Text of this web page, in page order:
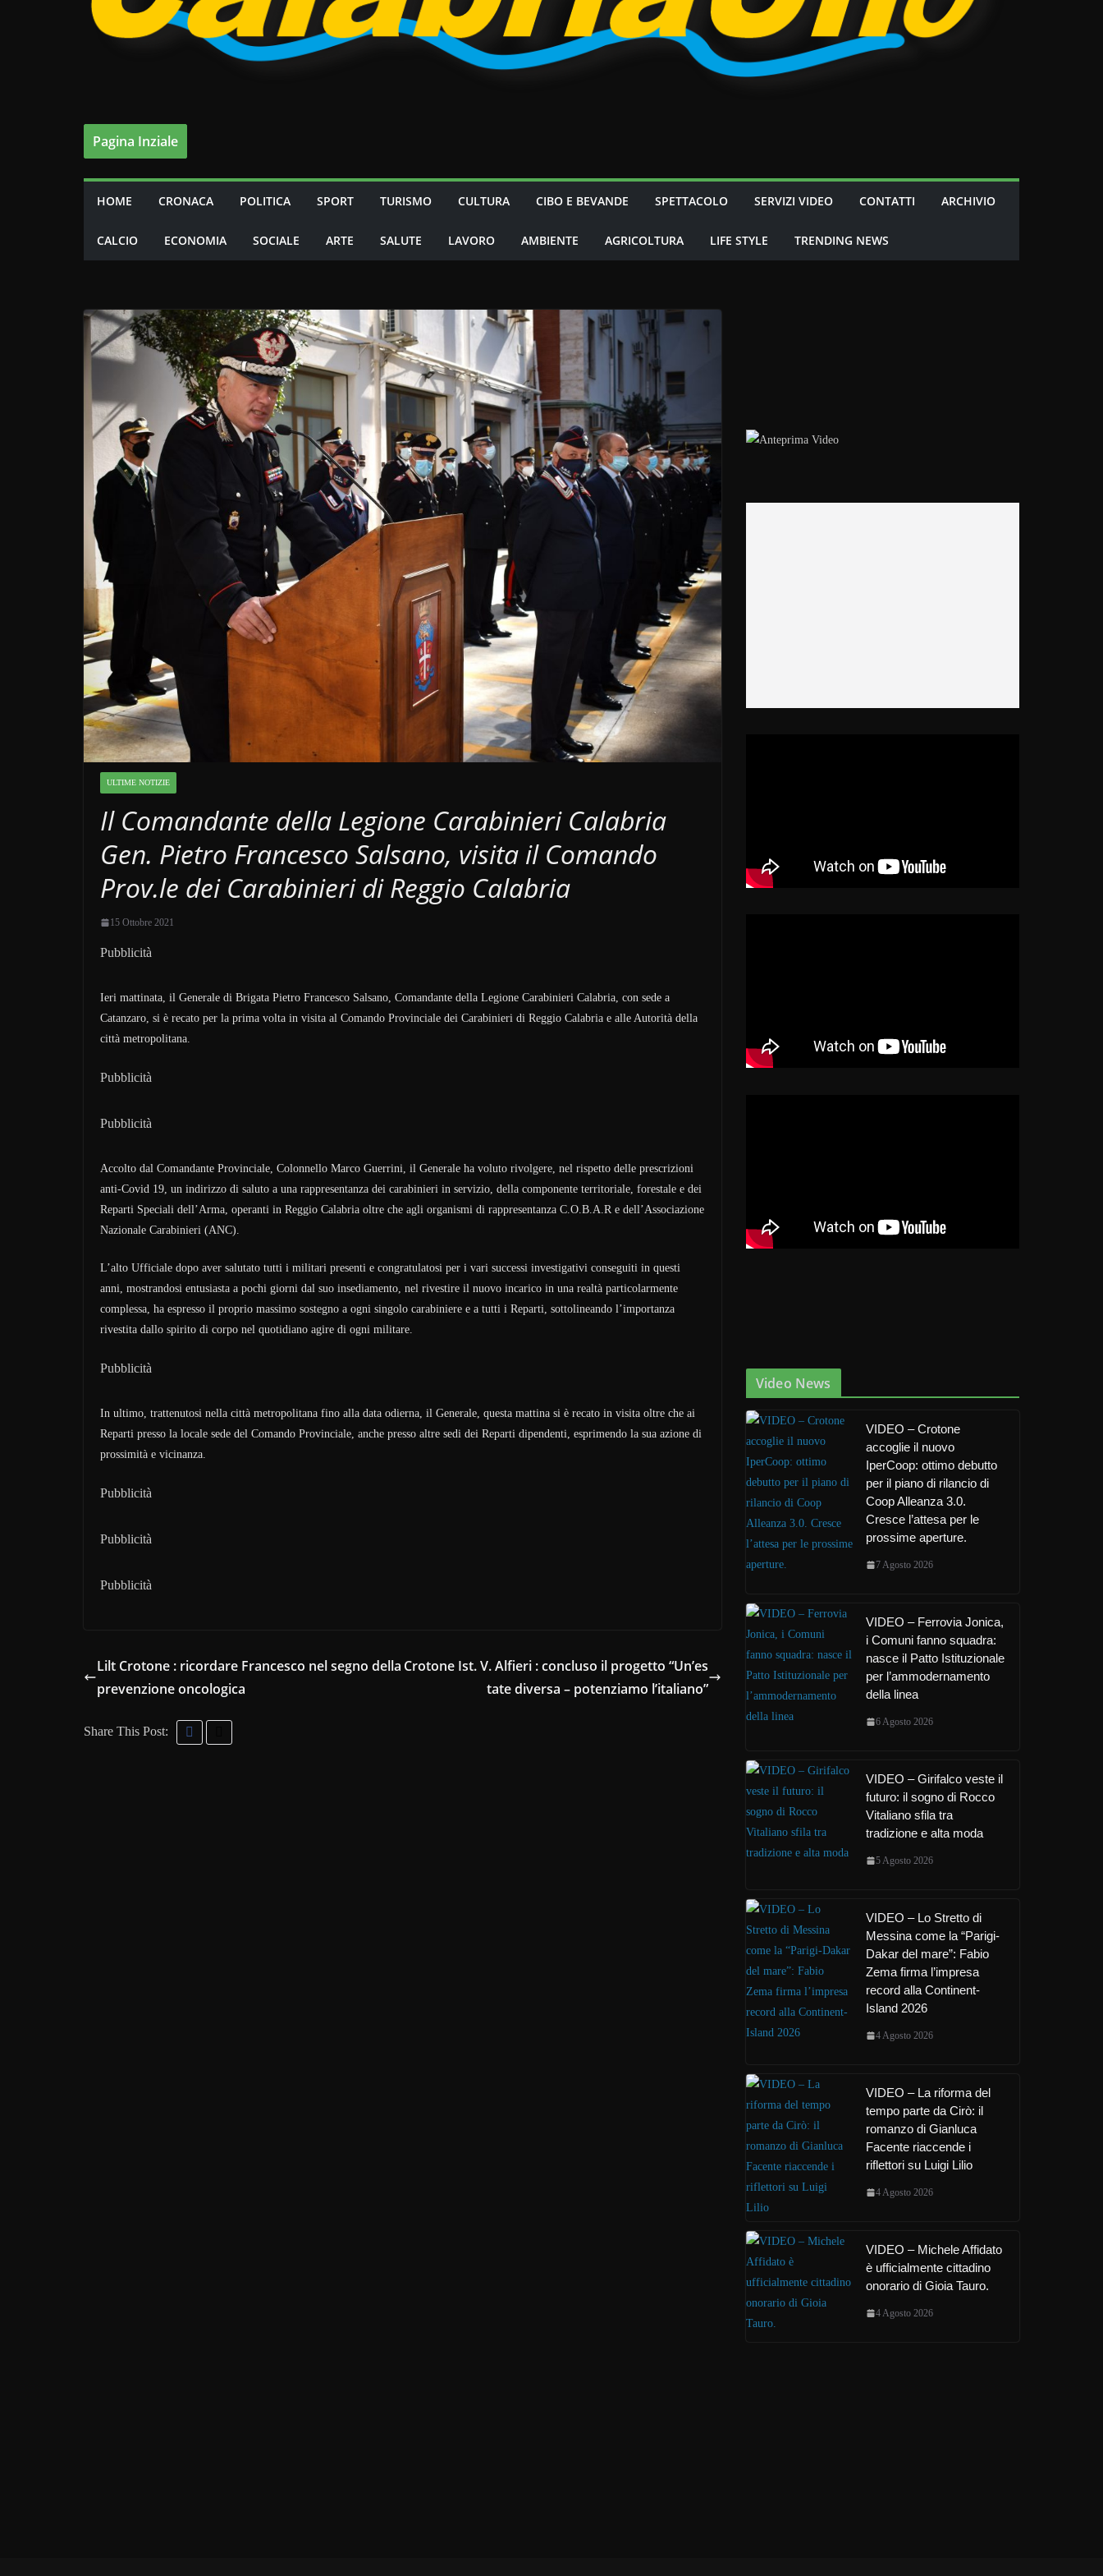
Pagina Inziale
HOME CRONACA POLITICA SPORT TURISMO CULTURA CIBO E BEVANDE SPETTACOLO SERVIZI VIDEO CONTATTI ARCHIVIO
CALCIO ECONOMIA SOCIALE ARTE SALUTE LAVORO AMBIENTE AGRICOLTURA LIFE STYLE TRENDING NEWS
ULTIME NOTIZIE
Il Comandante della Legione Carabinieri Calabria
Gen. Pietro Francesco Salsano, visita il Comando
Prov.le dei Carabinieri di Reggio Calabria
15 Ottobre 2021
Pubblicità
Ieri mattinata, il Generale di Brigata Pietro Francesco Salsano, Comandante della Legione Carabinieri Calabria, con sede a
Catanzaro, si è recato per la prima volta in visita al Comando Provinciale dei Carabinieri di Reggio Calabria e alle Autorità della
città metropolitana.
Pubblicità
Pubblicità
Accolto dal Comandante Provinciale, Colonnello Marco Guerrini, il Generale ha voluto rivolgere, nel rispetto delle prescrizioni
anti-Covid 19, un indirizzo di saluto a una rappresentanza dei carabinieri in servizio, della componente territoriale, forestale e dei
Reparti Speciali dell’Arma, operanti in Reggio Calabria oltre che agli organismi di rappresentanza C.O.B.A.R e dell’Associazione
Nazionale Carabinieri (ANC).
L’alto Ufficiale dopo aver salutato tutti i militari presenti e congratulatosi per i vari successi investigativi conseguiti in questi
anni, mostrandosi entusiasta a pochi giorni dal suo insediamento, nel rivestire il nuovo incarico in una realtà particolarmente
complessa, ha espresso il proprio massimo sostegno a ogni singolo carabiniere e a tutti i Reparti, sottolineando l’importanza
rivestita dallo spirito di corpo nel quotidiano agire di ogni militare.
Pubblicità
In ultimo, trattenutosi nella città metropolitana fino alla data odierna, il Generale, questa mattina si è recato in visita oltre che ai
Reparti presso la locale sede del Comando Provinciale, anche presso altre sedi dei Reparti dipendenti, esprimendo la sua azione di
prossimità e vicinanza.
Pubblicità
Pubblicità
Pubblicità
Lilt Crotone : ricordare Francesco nel segno della
prevenzione oncologica
Crotone Ist. V. Alfieri : concluso il progetto “Un’es
tate diversa – potenziamo l’italiano”
Share This Post:
Video News
VIDEO – Crotone
accoglie il nuovo
IperCoop: ottimo debutto
per il piano di rilancio di
Coop Alleanza 3.0.
Cresce l’attesa per le
prossime aperture.
7 Agosto 2026
VIDEO – Ferrovia Jonica,
i Comuni fanno squadra:
nasce il Patto Istituzionale
per l’ammodernamento
della linea
6 Agosto 2026
VIDEO – Girifalco veste il
futuro: il sogno di Rocco
Vitaliano sfila tra
tradizione e alta moda
5 Agosto 2026
VIDEO – Lo Stretto di
Messina come la “Parigi-
Dakar del mare”: Fabio
Zema firma l’impresa
record alla Continent-
Island 2026
4 Agosto 2026
VIDEO – La riforma del
tempo parte da Cirò: il
romanzo di Gianluca
Facente riaccende i
riflettori su Luigi Lilio
4 Agosto 2026
VIDEO – Michele Affidato
è ufficialmente cittadino
onorario di Gioia Tauro.
4 Agosto 2026